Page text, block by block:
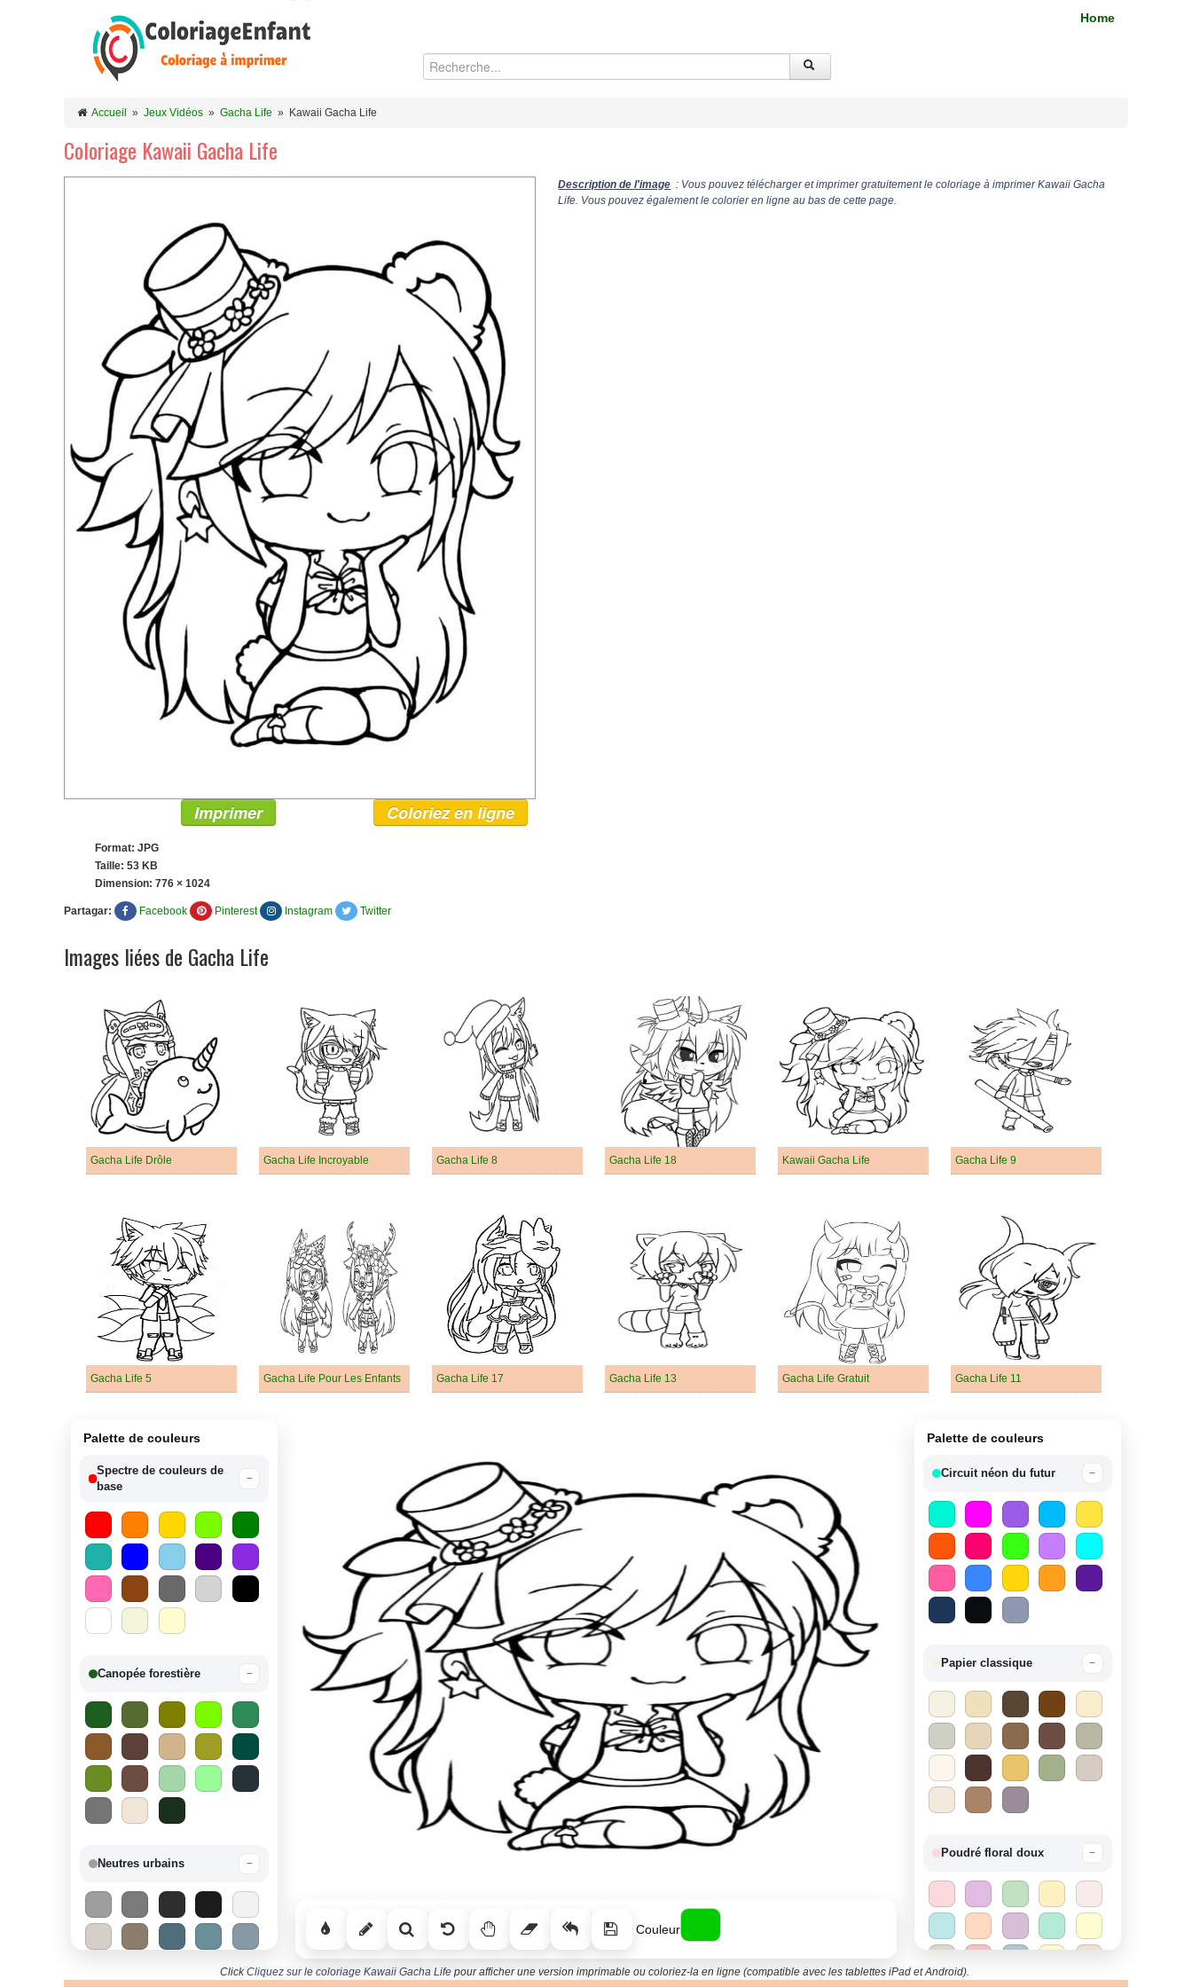
Home
Accueil » Jeux Vidéos » Gacha Life » Kawaii Gacha Life
Coloriage Kawaii Gacha Life
Description de l'image : Vous pouvez télécharger et imprimer gratuitement le coloriage à imprimer Kawaii Gacha
Life. Vous pouvez également le colorier en ligne au bas de cette page.
Imprimer Coloriez en ligne
Format: JPG
Taille: 53 KB
Dimension: 776 × 1024
Partagar: Facebook Pinterest Instagram Twitter
Images liées de Gacha Life
Gacha Life Drôle Gacha Life Incroyable Gacha Life 8 Gacha Life 18 Kawaii Gacha Life Gacha Life 9
Gacha Life 5 Gacha Life Pour Les Enfants Gacha Life 17 Gacha Life 13 Gacha Life Gratuit Gacha Life 11
Palette de couleurs
Spectre de couleurs de
base
−
Canopée forestière −
Neutres urbains −
Couleur
Palette de couleurs
Circuit néon du futur −
Papier classique −
Poudré floral doux −
ClickCliquez sur le coloriage Kawaii Gacha Life pour afficher une version imprimable ou coloriez-la en ligne (compatible avec les tablettes iPad et Android).